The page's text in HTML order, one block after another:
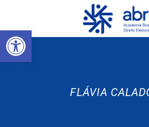
Abrir a barra de
FLÁVIA